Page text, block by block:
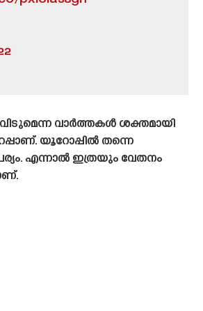
വാർത്തകൾ ശക്തമായി
യൂറോപ്പിൽ തന്നെ
എന്നാൽ ഇത്രയും വേതനം